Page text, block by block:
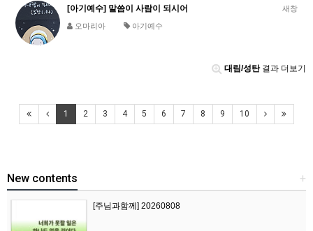
새창
[아기예수] 말씀이 사람이 되시어
오마리아 아기예수
대림/성탄결과 더보기
1 2 3 4 5 6 7 8 9 10
+
New contents
[주님과함께] 20260808